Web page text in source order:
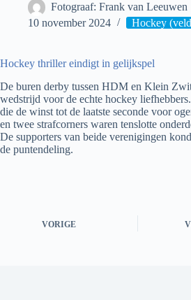
Fotograaf: Frank van Leeuwen
10 november 2024
Hockey
Hockey thriller eindigt in gelijkspel
De buren derby tussen HDM en Klein
wedstrijd voor de echte hockey
die de winst tot de laatste seconde voor
en twee strafcorners waren tenslotte
De supporters van beide verenigingen
de puntendeling.
VORIGE